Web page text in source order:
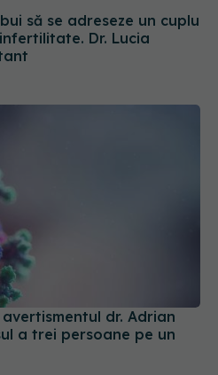
Dr. Lucia
a trei persoane pe un